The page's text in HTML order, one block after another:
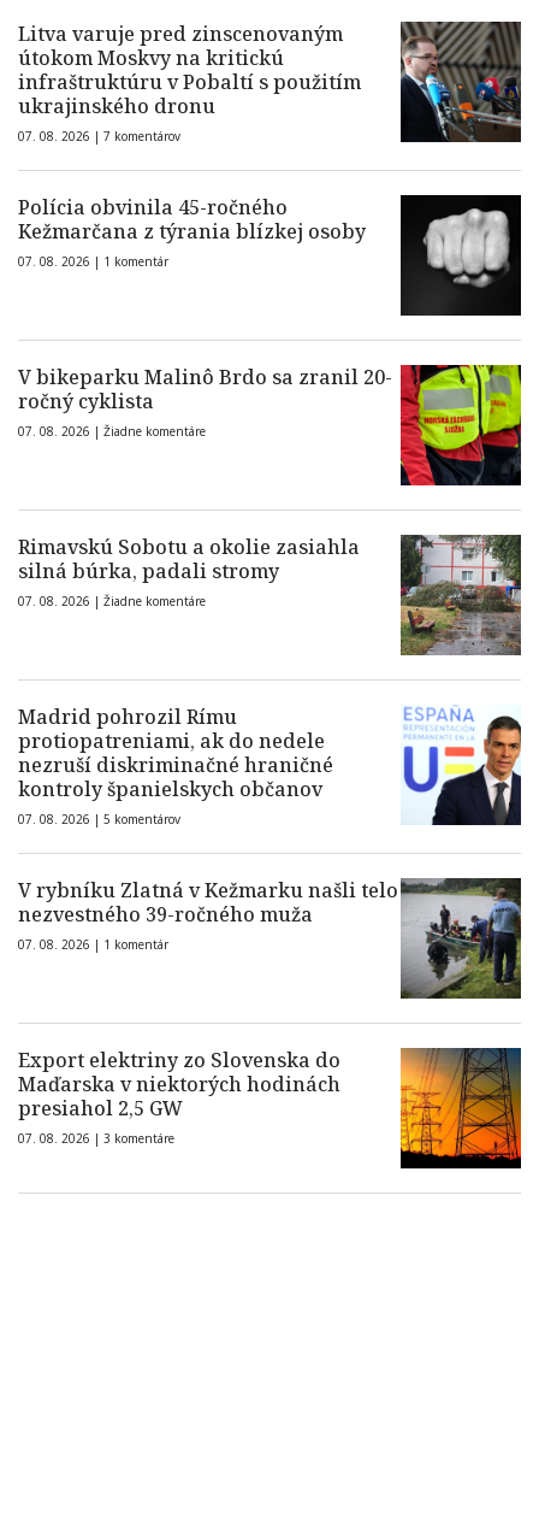
Litva varuje pred zinscenovaným
útokom Moskvy na kritickú
infraštruktúru v Pobaltí s použitím
ukrajinského dronu
07. 08. 2026 | 7 komentárov
Polícia obvinila 45-ročného
Kežmarčana z týrania blízkej osoby
07. 08. 2026 | 1 komentár
V bikeparku Malinô Brdo sa zranil 20-
ročný cyklista
07. 08. 2026 | Žiadne komentáre
Rimavskú Sobotu a okolie zasiahla
silná búrka, padali stromy
07. 08. 2026 | Žiadne komentáre
Madrid pohrozil Rímu
protiopatreniami, ak do nedele
nezruší diskriminačné hraničné
kontroly španielskych občanov
07. 08. 2026 | 5 komentárov
V rybníku Zlatná v Kežmarku našli telo
nezvestného 39-ročného muža
07. 08. 2026 | 1 komentár
Export elektriny zo Slovenska do
Maďarska v niektorých hodinách
presiahol 2,5 GW
07. 08. 2026 | 3 komentáre